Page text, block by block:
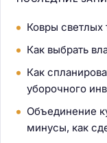
Ковры светлых
Как выбрать
Как
уборочного
Объединение
минусы, как